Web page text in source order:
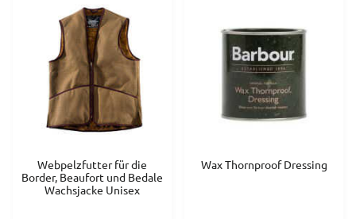
Webpelzfutter für die
Border, Beaufort und Bedale
Wachsjacke Unisex
Wax Thornproof Dressing